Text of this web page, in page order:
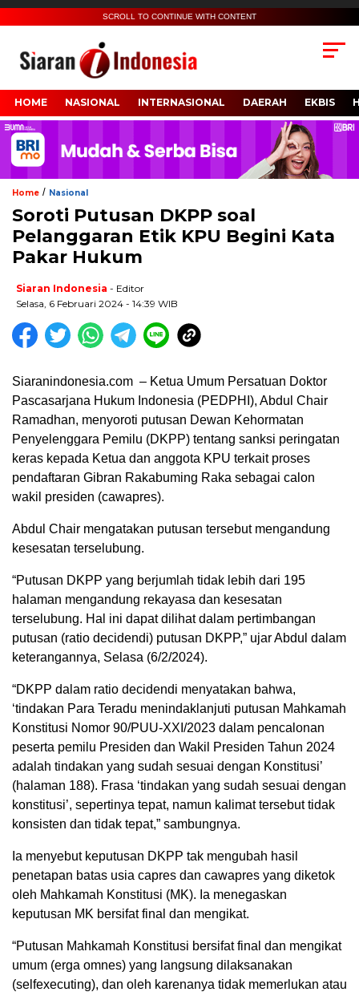
00:00
SCROLL TO CONTINUE WITH CONTENT
HOME NASIONAL INTERNASIONAL DAERAH EKBIS
Home / Nasional
Soroti Putusan DKPP soal
Pelanggaran Etik KPU Begini Kata
Pakar Hukum
Siaran Indonesia - Editor
Selasa, 6 Februari 2024 - 14:39 WIB
Siaranindonesia.com – Ketua Umum Persatuan Doktor
Pascasarjana Hukum Indonesia (PEDPHI), Abdul Chair
Ramadhan, menyoroti putusan Dewan Kehormatan
Penyelenggara Pemilu (DKPP) tentang sanksi peringatan
keras kepada Ketua dan anggota KPU terkait proses
pendaftaran Gibran Rakabuming Raka sebagai calon
wakil presiden (cawapres).
Abdul Chair mengatakan putusan tersebut mengandung
kesesatan terselubung.
“Putusan DKPP yang berjumlah tidak lebih dari 195
halaman mengandung rekayasa dan kesesatan
terselubung. Hal ini dapat dilihat dalam pertimbangan
putusan (ratio decidendi) putusan DKPP,” ujar Abdul dalam
keterangannya, Selasa (6/2/2024).
“DKPP dalam ratio decidendi menyatakan bahwa,
‘tindakan Para Teradu menindaklanjuti putusan Mahkamah
Konstitusi Nomor 90/PUU-XXI/2023 dalam pencalonan
peserta pemilu Presiden dan Wakil Presiden Tahun 2024
adalah tindakan yang sudah sesuai dengan Konstitusi’
(halaman 188). Frasa ‘tindakan yang sudah sesuai dengan
konstitusi’, sepertinya tepat, namun kalimat tersebut tidak
konsisten dan tidak tepat,” sambungnya.
Ia menyebut keputusan DKPP tak mengubah hasil
penetapan batas usia capres dan cawapres yang diketok
oleh Mahkamah Konstitusi (MK). Ia menegaskan
keputusan MK bersifat final dan mengikat.
“Putusan Mahkamah Konstitusi bersifat final dan mengikat
umum (erga omnes) yang langsung dilaksanakan
(selfexecuting), dan oleh karenanya tidak memerlukan atau